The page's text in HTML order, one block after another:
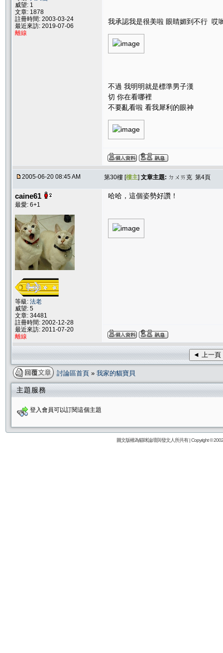
威望: 1
文章: 1878
註冊時間: 2003-03-24
最近來訪: 2019-07-06
離線
我承認我是很美啦 眼睛媚到不行 哎
不過 我明明就是標準男子漢
切 你在看哪裡
不要亂看啦 看我犀利的眼神
2005-06-20 08:45 AM 第30樓 [樓主] 文章主題: ㄉㄨㄞ克 第4頁
caine61
最愛: 6+1
等級: 法老
威望: 5
文章: 34481
註冊時間: 2002-12-28
最近來訪: 2011-07-20
離線
哈哈，這個姿勢好讚！
◄ 上一頁
討論區首頁 » 我家的貓寶貝
主題服務
登入會員可以訂閱這個主題
圖文版權為貓咪論壇與發文人所共有 | Copyright ©